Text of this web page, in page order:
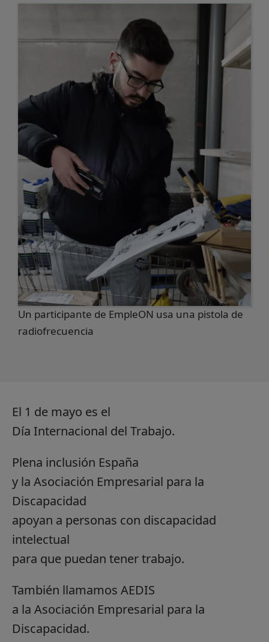
Un participante de EmpleON usa una pistola de
radiofrecuencia
El 1 de mayo es el
Día Internacional del Trabajo.
Plena inclusión España
y la Asociación Empresarial para la
Discapacidad
apoyan a personas con discapacidad
intelectual
para que puedan tener trabajo.
También llamamos AEDIS
a la Asociación Empresarial para la
Discapacidad.